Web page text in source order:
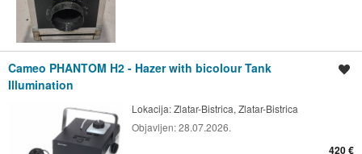
Cameo PHANTOM H2 - Hazer with bicolour Tank
Illumination
Lokacija:Zlatar-Bistrica, Zlatar-Bistrica
Objavljen:28.07.2026.
420 €